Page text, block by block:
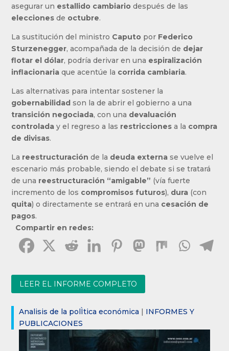
asegurar un estallido cambiario después de las
elecciones de octubre.
La sustitución del ministro Caputo por Federico
Sturzenegger, acompañada de la decisión de dejar
flotar el dólar, podría derivar en una espiralización
inflacionaria que acentúe la corrida cambiaria.
Las alternativas para intentar sostener la
gobernabilidad son la de abrir el gobierno a una
transición negociada, con una devaluación
controlada y el regreso a las restricciones a la compra
de divisas.
La reestructuración de la deuda externa se vuelve el
escenario más probable, siendo el debate si se tratará
de una reestructuración “amigable” (vía fuerte
incremento de los compromisos futuros), dura (con
quita) o directamente se entrará en una cesación de
pagos.
Compartir en redes:
LEER EL INFORME COMPLETO
Analisis de la polÌtica económica | INFORMES Y
PUBLICACIONES